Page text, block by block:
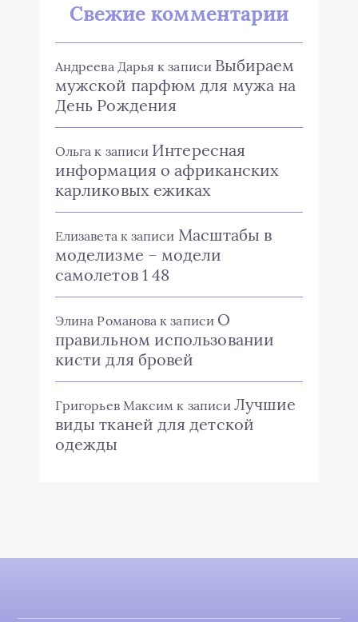
Свежие комментарии
Андреева Дарья к записи Выбираем
мужской парфюм для мужа на
День Рождения
Ольга к записи Интересная
информация о африканских
карликовых ежиках
Елизаветак записи Масштабы в
моделизме – модели
самолетов 1 48
Элина Романова к записи О
правильном использовании
кисти для бровей
Григорьев Максим к записиЛучшие
виды тканей для детской
одежды